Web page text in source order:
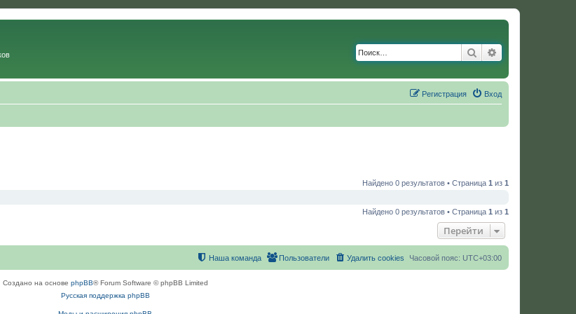
Поиск
Вход
Регистрация
Найдено 0 результатов • Страница 1 из 1
Найдено 0 результатов • Страница 1 из 1
Перейти
Часовой пояс: UTC+03:00
Удалить cookies
Пользователи
Наша команда
Создано на основе phpBB® Forum Software © phpBB Limited
Русская поддержка phpBB